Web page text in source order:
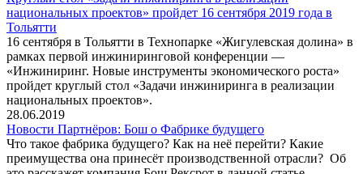
национальных проектов» пройдет 16 сентября 2019 года в
Тольятти
16 сентября в Тольятти в Технопарке «Жигулевская долина» в
рамках первой инжиниринговой конференции —
«Инжиниринг. Новые инструменты экономического роста»
пройдет круглый стол «Задачи инжиниринга в реализации
национальных проектов».
28.06.2019
Новости Партнёров: Бош о Фабрике будущего
Что такое фабрика будущего? Как на неё перейти? Какие
преимущества она принесёт производственной отрасли? Об